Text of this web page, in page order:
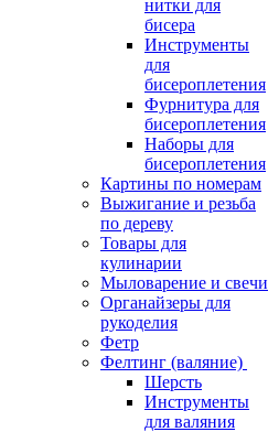
нитки для
бисера
Инструменты
для
бисероплетения
Фурнитура для
бисероплетения
Наборы для
бисероплетения
Картины по номерам
Выжигание и резьба
по дереву
Товары для
кулинарии
Мыловарение и свечи
Органайзеры для
рукоделия
Фетр
Фелтинг (валяние)
Шерсть
Инструменты
для валяния